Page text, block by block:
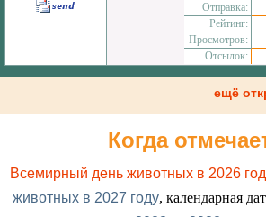
Отправка:
Рейтинг:
Просмотров:
Отсылок:
ещё
Когда
Всемирный день животных в 2026
животных в 2027 году, календарная